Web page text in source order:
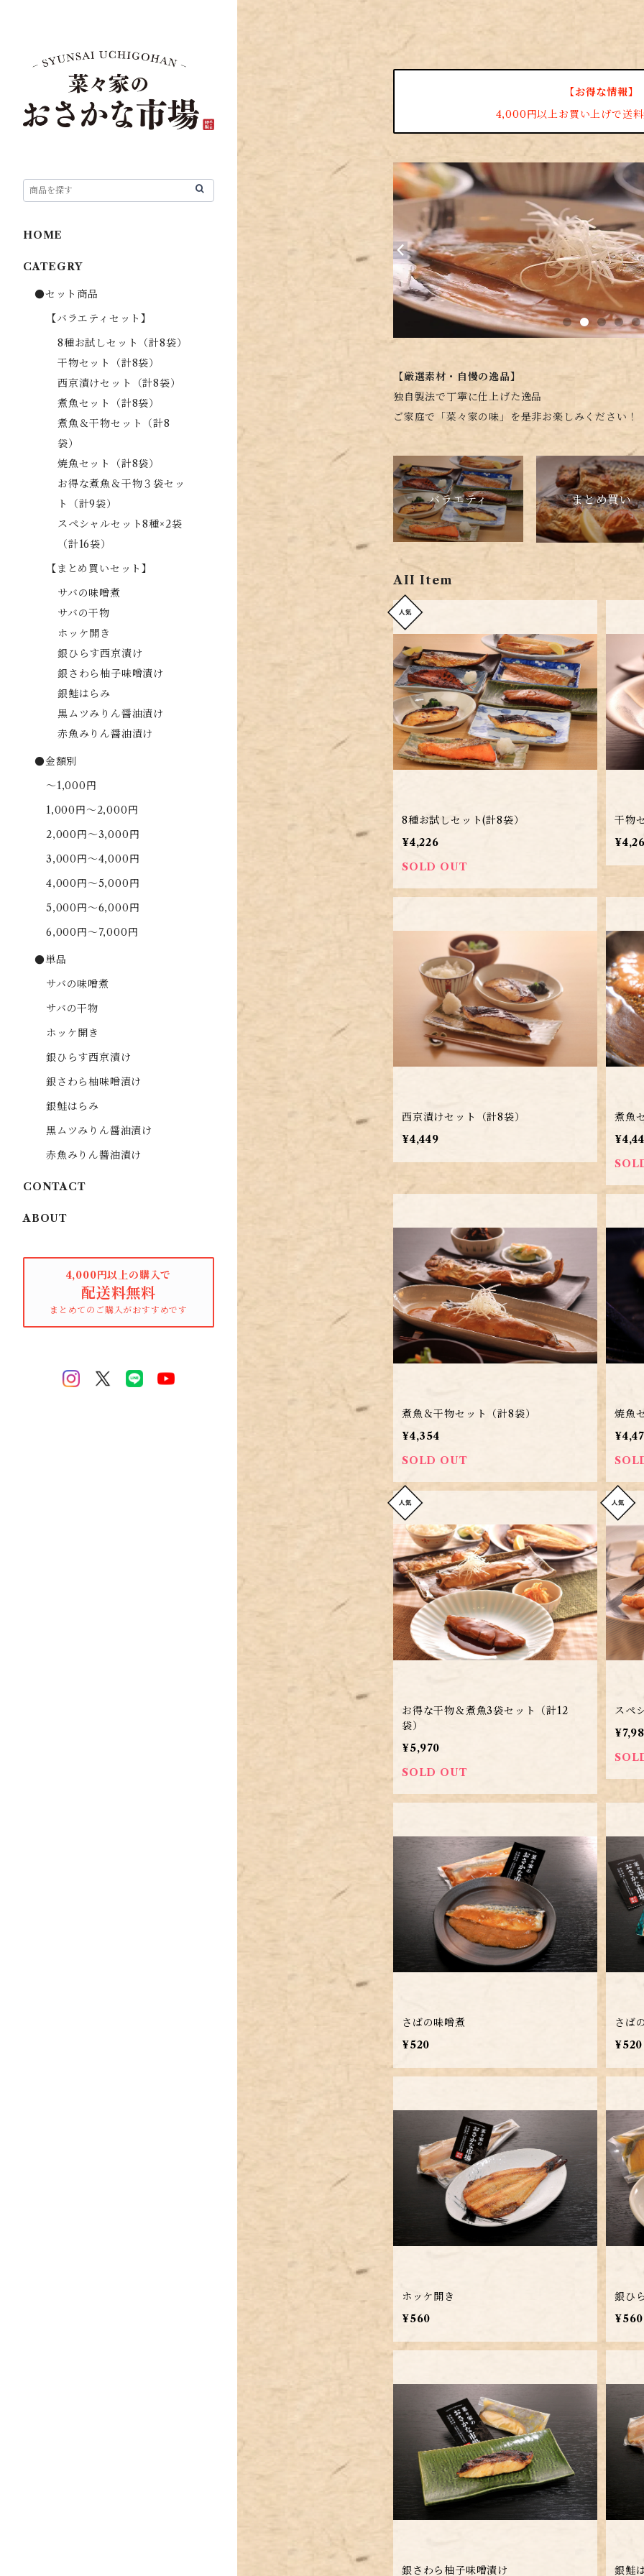
【お得な情報】
4,000円以上お買い上げで送
【厳選素材・自慢の逸品】
独自製法で丁寧に仕上げた逸品
ご家庭で「菜々家の味」を是非お楽しみください！
バラエティ まとめ買い
AII Item
8種お試しセット(計8袋）
¥4,226
SOLD OUT
干物
西京漬けセット（計8袋）
¥4,449
煮魚
煮魚＆干物セット（計8袋）
¥4,354
SOLD OUT
焼魚
お得な干物＆煮魚3袋セット（計12
袋）
¥5,970
SOLD OUT
スペ
さばの味噌煮
¥520
さば
¥520
ホッケ開き
¥560
銀ひ
¥560
銀さわら柚子味噌漬け 銀鮭
HOME
CATEGRY
●セット商品
【バラエティセット】
8種お試しセット（計8袋）
干物セット（計8袋）
西京漬けセット（計8袋）
煮魚セット（計8袋）
煮魚＆干物セット（計8
袋）
焼魚セット（計8袋）
お得な煮魚＆干物３袋セッ
ト（計9袋）
スペシャルセット8種×2袋
（計16袋）
【まとめ買いセット】
サバの味噌煮
サバの干物
ホッケ開き
銀ひらす西京漬け
銀さわら柚子味噌漬け
銀鮭はらみ
黒ムツみりん醤油漬け
赤魚みりん醤油漬け
●金額別
～1,000円
1,000円～2,000円
2,000円～3,000円
3,000円～4,000円
4,000円～5,000円
5,000円～6,000円
6,000円～7,000円
●単品
サバの味噌煮
サバの干物
ホッケ開き
銀ひらす西京漬け
銀さわら柚味噌漬け
銀鮭はらみ
黒ムツみりん醤油漬け
赤魚みりん醬油漬け
CONTACT
ABOUT
4,000円以上の購入で
配送料無料
まとめてのご購入がおすすめです